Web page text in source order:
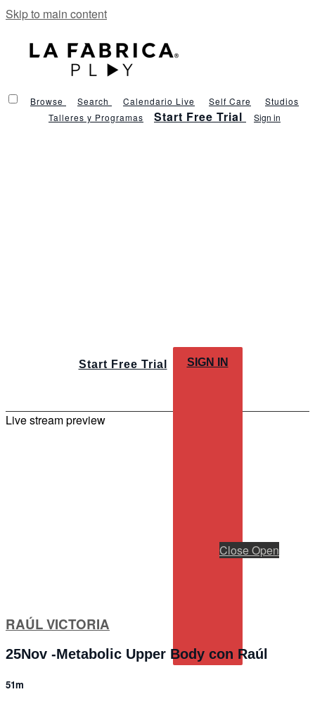
Skip to main content
Browse Search Calendario Live Self Care
Studios
Talleres y Programas
Start Free Trial Sign in
Start Free Trial SIGN IN
Live stream preview
CloseOpen
RAÚL VICTORIA
25Nov -Metabolic Upper Body con Raúl
51m